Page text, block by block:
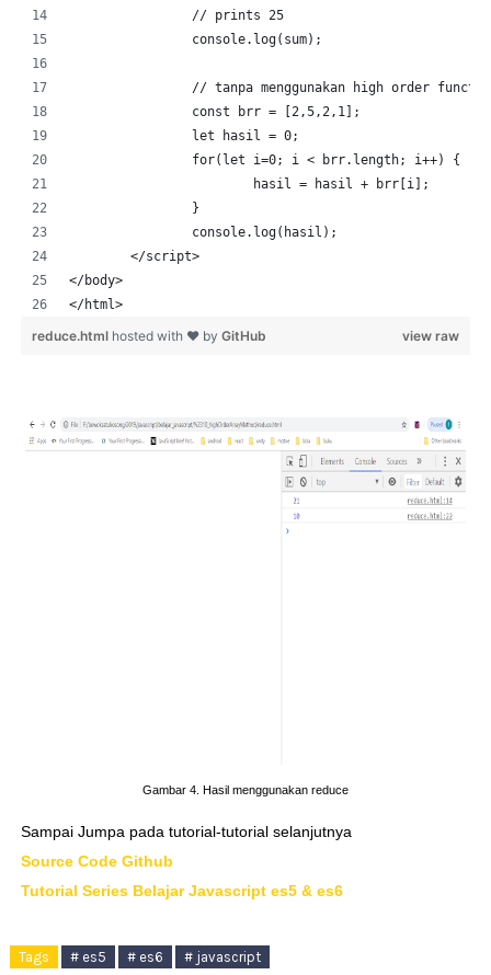
		// prints 25
		console.log(sum);
// tanpa menggunakan high order
		const brr = [2,5,2,1];
		let hasil = 0;
		for(let i=0; i < brr.length; i++) {
			hasil = hasil + brr[i];
		}
		console.log(hasil);
	</script>
</body>
</html>
view raw
reduce.html hosted with ❤ by GitHub
Gambar 4. Hasil menggunakan reduce
Sampai Jumpa pada tutorial-tutorial selanjutnya
Source Code Github
Tutorial Series Belajar Javascript es5 & es6
Tags # es5 # es6 # javascript